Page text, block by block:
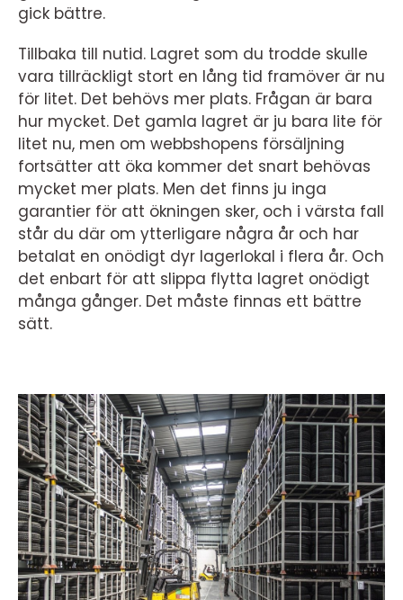
gick bättre.
Tillbaka till nutid. Lagret som du trodde skulle
vara tillräckligt stort en lång tid framöver är nu
för litet. Det behövs mer plats. Frågan är bara
hur mycket. Det gamla lagret är ju bara lite för
litet nu, men om webbshopens försäljning
fortsätter att öka kommer det snart behövas
mycket mer plats. Men det finns ju inga
garantier för att ökningen sker, och i värsta fall
står du där om ytterligare några år och har
betalat en onödigt dyr lagerlokal i flera år. Och
det enbart för att slippa flytta lagret onödigt
många gånger. Det måste finnas ett bättre
sätt.